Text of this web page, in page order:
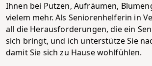
Ihnen bei Putzen, Aufräumen,
vielem mehr. Als Seniorenhelferin in
all die Herausforderungen, die ein
sich bringt, und ich unterstütze Sie
damit Sie sich zu Hause wohlfühlen.